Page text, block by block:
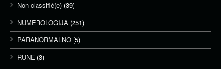
Non classifié(e) (39)
NUMEROLOGIJA (251)
PARANORMALNO (5)
RUNE (3)